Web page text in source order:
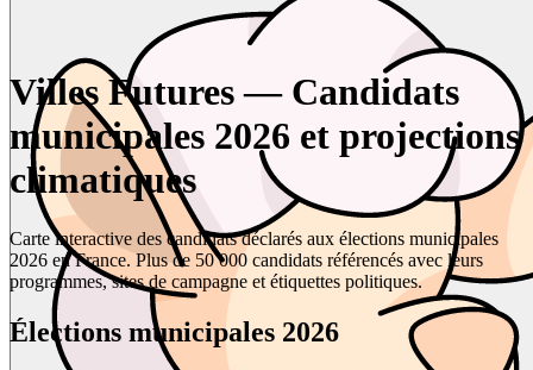
Villes Futures — Candidats
municipales 2026 et projections
climatiques
Carte interactive des candidats déclarés aux élections municipales
2026 en France. Plus de 50 000 candidats référencés avec leurs
programmes, sites de campagne et étiquettes politiques.
Élections municipales 2026